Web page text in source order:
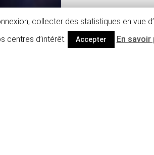
collecter des statistiques en vue
centres d’intérêt.
Accepter En savoir